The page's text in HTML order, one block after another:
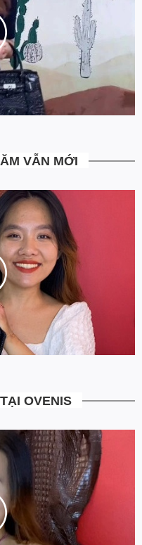
cảm thấy AN TÂM TUYỆT
thanh toán để tránh nhận
có chính sách đổi trả
(Xem chi tiết).
Ovenis hỗ trợ giao hàng
đãi riêng, free ship đơn
không phân phối qua
phí vận hành (hàng sản
trực tiếp tới tay người sử
sản phẩm và nâng cao
VẪN MỚI
OVENIS